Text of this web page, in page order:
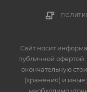
Сайт носит
публичной
окончательную
(хранения) и иные